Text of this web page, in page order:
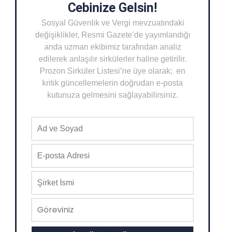
Cebinize Gelsin!
Sosyal Güvenlik ve Vergi mevzuatındaki
değişiklikler, Resmi Gazete’de yayımlandığı
anda uzman ekibimiz tarafından analiz
edilerek anlaşılır sirkülerler haline getirilir.
Prozon Sirküler Listesi’ne üye olarak; en
kritik güncellemelerin doğrudan e-posta
kutunuza gelmesini sağlayabilirsiniz.